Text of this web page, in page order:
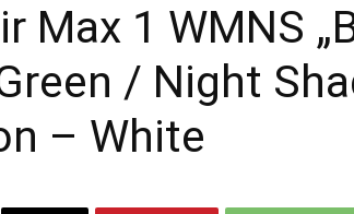
Max 1 WMNS
/ Night
– White